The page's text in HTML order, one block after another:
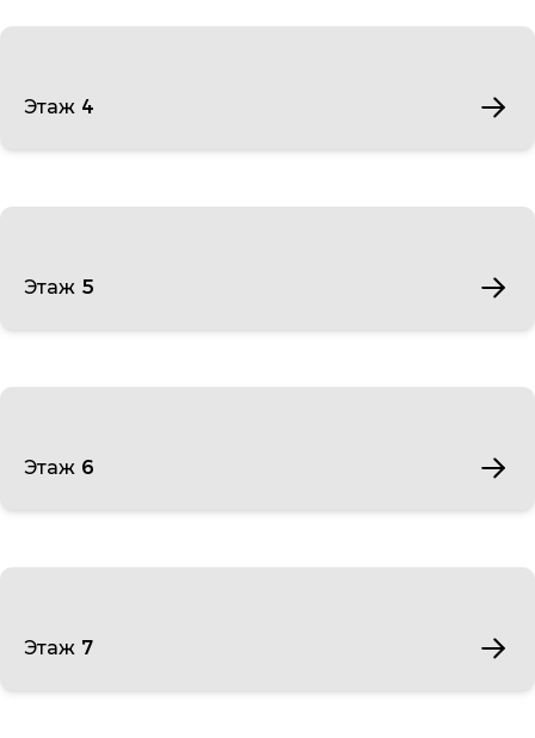
Этаж 4
Этаж 5
Этаж 6
Этаж 7